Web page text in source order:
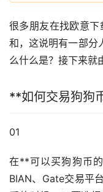
很多朋友在找欧意下
和，这说明有一部分
么什么是？接下来就
**如何交易狗狗
01
在**可以买狗狗币的
BIAN、Gate交易平